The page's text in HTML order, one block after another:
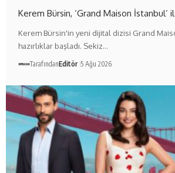
Kerem Bürsin, ‘Grand Maison İstanbul’
Kerem Bürsin'in yeni dijital dizisi Grand
hazırlıklar başladı. Sekiz…
TarafındanEditör 5 Ağu 2026